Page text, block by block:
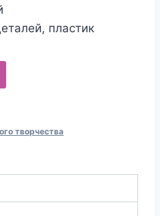
пластик
творчества